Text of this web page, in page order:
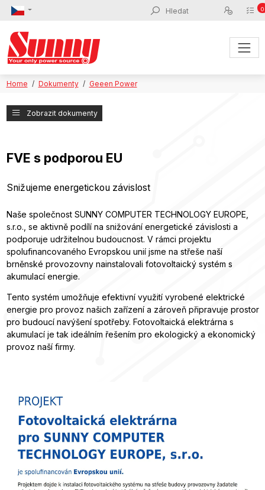
0
Home Dokumenty Geeen Power
Zobrazit dokumenty
FVE s podporou EU
Snižujeme energetickou závislost
Naše společnost SUNNY COMPUTER TECHNOLOGY EUROPE,
s.r.o., se aktivně podílí na snižování energetické závislosti a
podporuje udržitelnou budoucnost. V rámci projektu
spolufinancovaného Evropskou unií jsme na střeše naší
brněnské provozovny nainstalovali fotovoltaický systém s
akumulací energie.
Tento systém umožňuje efektivní využití vyrobené elektrické
energie pro provoz našich zařízení a zároveň připravuje prostor
pro budoucí navýšení spotřeby. Fotovoltaická elektrárna s
akumulací je tak ideálním řešením pro ekologický a ekonomický
provoz naší firmy.